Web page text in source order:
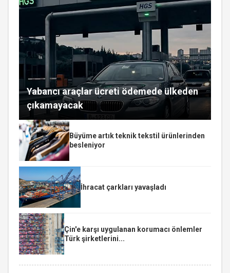
Yabancı araçlar ücreti ödemede ülkeden
çıkamayacak
Büyüme artık teknik tekstil ürünlerinden
besleniyor
İhracat çarkları yavaşladı
Çin'e karşı uygulanan korumacı önlemler
Türk şirketlerini...